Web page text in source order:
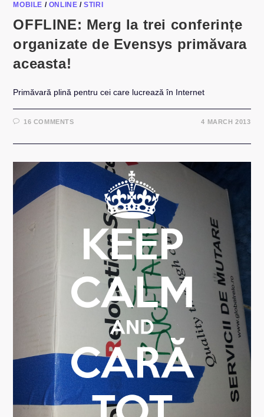
MOBILE / ONLINE /STIRI
OFFLINE: Merg la trei conferințe
organizate de Evensys primăvara
aceasta!
Primăvară plină pentru cei care lucrează în Internet
16 COMMENTS 4 MARCH 2013